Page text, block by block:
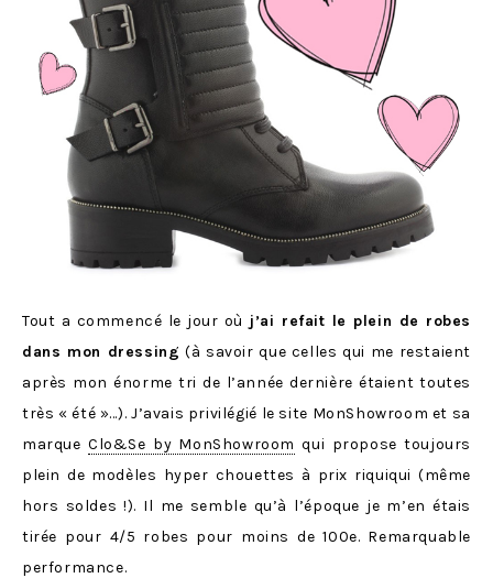
Tout a commencé le jour où j’ai refait le plein de robes
dans mon dressing (à savoir que celles qui me restaient
après mon énorme tri de l’année dernière étaient toutes
très « été »…). J’avais privilégié le site MonShowroom et sa
marque Clo&Se by MonShowroom qui propose toujours
plein de modèles hyper chouettes à prix riquiqui (même
hors soldes !). Il me semble qu’à l’époque je m’en étais
tirée pour 4/5 robes pour moins de 100e. Remarquable
performance.